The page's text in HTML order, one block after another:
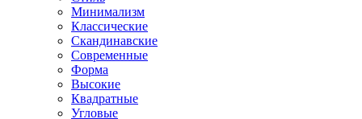
Минимализм
Классические
Скандинавские
Современные
Форма
Высокие
Квадратные
Угловые